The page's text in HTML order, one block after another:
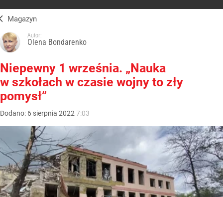
Magazyn
Autor:
Olena Bondarenko
Niepewny 1 września. „Nauka
w szkołach w czasie wojny to zły
pomysł”
Dodano: 6 sierpnia 2022 7:03